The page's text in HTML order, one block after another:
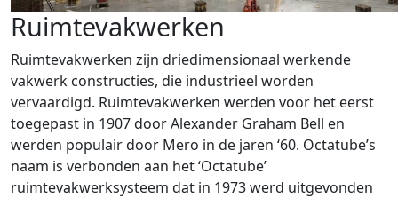
Ruimtevakwerken
Ruimtevakwerken zijn driedimensionaal werkende
vakwerk constructies, die industrieel worden
vervaardigd. Ruimtevakwerken werden voor het eerst
toegepast in 1907 door Alexander Graham Bell en
werden populair door Mero in de jaren ‘60. Octatube’s
naam is verbonden aan het ‘Octatube’
ruimtevakwerksysteem dat in 1973 werd uitgevonden